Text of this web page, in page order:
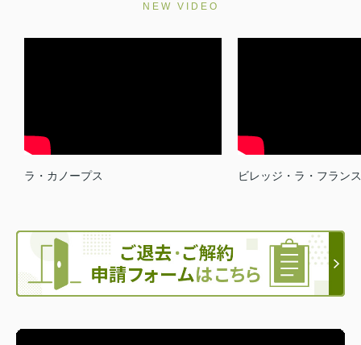
NEW VIDEO
ラ・カノープス ビレッジ・ラ・フランス